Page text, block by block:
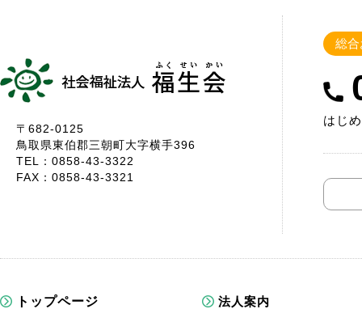
〒682-0125
鳥取県東伯郡三朝町大字横手396
TEL：0858-43-3322
FAX：0858-43-3321
総
はじ
トップページ 法人案内